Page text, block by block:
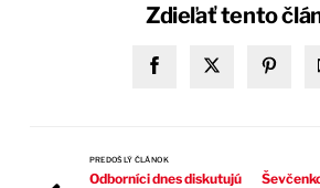
Zdieľať tento
PREDOŠLÝ ČLÁNOK
Odborníci dnes diskutujú